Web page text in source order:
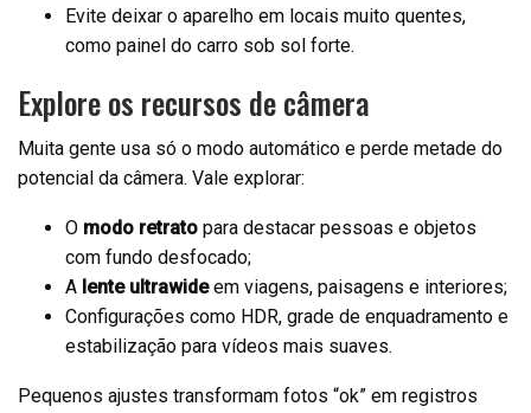
Evite deixar o aparelho em locais muito quentes,
como painel do carro sob sol forte.
Explore os recursos de câmera
Muita gente usa só o modo automático e perde metade do
potencial da câmera. Vale explorar:
O modo retrato para destacar pessoas e objetos
com fundo desfocado;
A lente ultrawideem viagens, paisagens e interiores;
Configurações como HDR, grade de enquadramento e
estabilização para vídeos mais suaves.
Pequenos ajustes transformam fotos “ok” em registros